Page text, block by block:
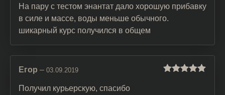
из 5
На пару с тестом энантат дало хорошую прибавку
в силе и массе, воды меньше обычного.
шикарный курс получился в общем
Егор – 03.09.2019
Получил курьерскую, спасибо